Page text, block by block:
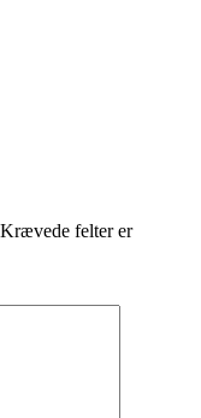
Krævede felter er